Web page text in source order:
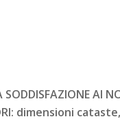
AI
dimensioni